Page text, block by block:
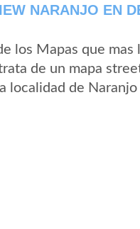
NARANJO EN
los Mapas que mas
de un mapa
localidad de Naranjo